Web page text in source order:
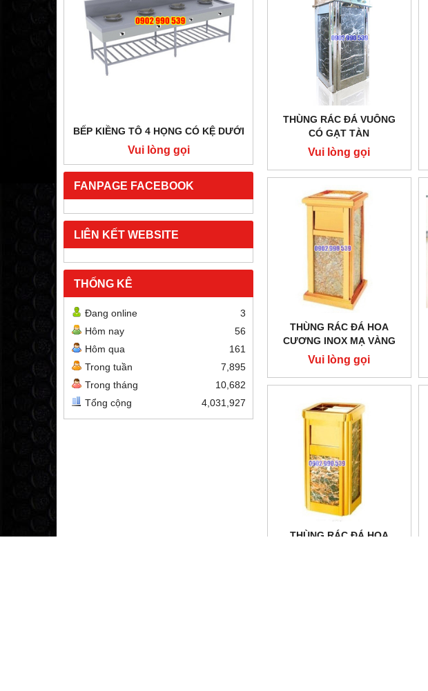
BẾP KIỀNG TÔ 4 HỌNG CÓ KỆ DƯỚI
Vui lòng gọi
BẾP HẦM THAN ĐÁ KHÔNG GÁY
Vui lòng gọi
FANPAGE FACEBOOK
LIÊN KẾT WEBSITE
THỐNG KÊ
Đang online
3
Hôm nay
56
Hôm qua
161
Trong tuần
7,895
Trong tháng
10,682
Tổng cộng
4,031,927
THÙNG RÁC ĐÁ VUÔNG
CÓ GẠT TÀN
Vui lòng gọi
THÙNG RÁC ĐÁ HOA
CƯƠNG INOX MẠ VÀNG
Vui lòng gọi
THÙNG RÁC ĐÁ HOA